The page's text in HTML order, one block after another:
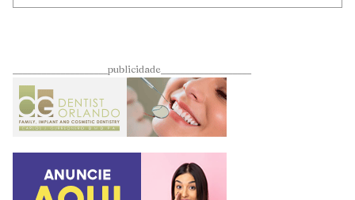
____________________publicidade___________________